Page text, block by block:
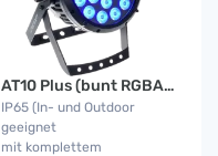
AT10 Plus (bunt RGBA) IP65
IP65 (In- und Outdoor
geeignet
mit komplettem